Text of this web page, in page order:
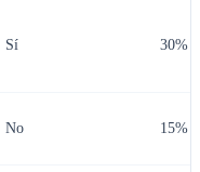
Sí 30%
No 15%